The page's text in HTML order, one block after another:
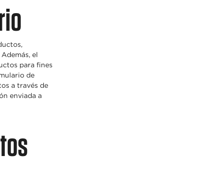
el
para fines
de
a través de
enviada a